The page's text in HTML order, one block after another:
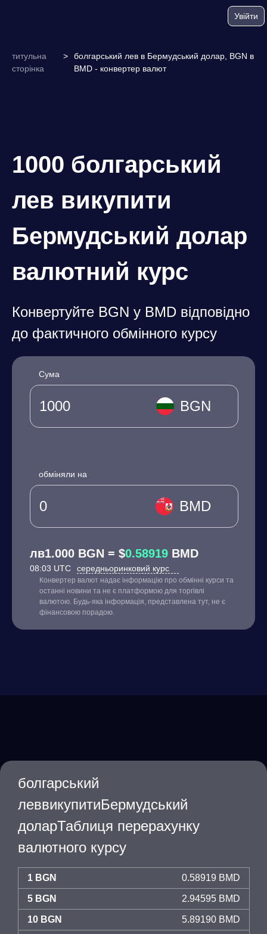
Увійти
титульна
сторінка
>
болгарський лев в Бермудський долар, BGN в
BMD - конвертер валют
1000 болгарський
лев викупити
Бермудський долар
валютний курс
Конвертуйте BGN у BMD відповідно
до фактичного обмінного курсу
Сума
BGN
обміняли на
BMD
лв1.000 BGN = $0.58919 BMD
08:03 UTC середньоринковий курс
Конвертер валют надає інформацію про обмінні курси та
останні новини та не є платформою для торгівлі
валютою. Будь-яка інформація, представлена тут, не є
фінансовою порадою.
болгарський
леввикупитиБермудський
доларТаблиця перерахунку
валютного курсу
1 BGN 0.58919 BMD
5 BGN 2.94595 BMD
10 BGN 5.89190 BMD